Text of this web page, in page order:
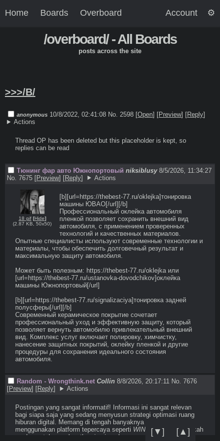
Home Boards Overboard Account
/overboard/ - All Boards
posts across the site
[▼] [▲]
>>>/B/
anonymous 10/8/2022, 02:41:08 No. 2598 [Open] [Preview] [Reply]
Actions
Thread OP has been deleted but this placeholder is kept, so
replies can be read
Тюнинг фар авто Южнопортовый niksiblusy 8/5/2026, 11:34:27
No. 7675 [Preview] [Reply] Actions
18 gif [Hide]
(2.87 KB,50x50)
[b][url=https://thebest-77.ru/oklejka]тонировка
машины ЮВАО[/url][/b]
Профессиональный оклейка автомобиля
пленкой позволяет сохранить внешний вид
автомобиля, с применением проверенных
технологий и качественных материалов.
Опытные специалисты используют современные технологии и
материалы, чтобы обеспечить долговечный результат и
максимальную защиту автомобиля.
Может быть полезным: https://thebest-77.ru/oklejka или
[url=https://thebest-77.ru/ustanovka-dovodchikov]оклейка
машины Южнопортовый[/url]
[b][url=https://thebest-77.ru/signalizaciya]тонировка задней
полусферы[/url][/b]
Современный керамическое покрытие сочетает
профессиональный уход и эффективную защиту, который
позволяет вернуть автомобилю привлекательный внешний
вид. Комплекс услуг включает полировку, химчистку,
нанесение защитных покрытий, оклейку пленкой и другие
процедуры для сохранения идеального состояния
автомобиля.
Random - Wrongthink.net Collin 8/8/2026, 20:17:11 No. 7676
[Preview] [Reply] Actions
Postingan yang sangat informatif! Informasi ini sangat relevan
bagi siapa saja yang sedang menyusun strategi optimasi ruang
hiburan digital. Memang di tengah banyaknya pilihan,
menggunakan platform tepercaya seperti WIN1131 adalah langkah